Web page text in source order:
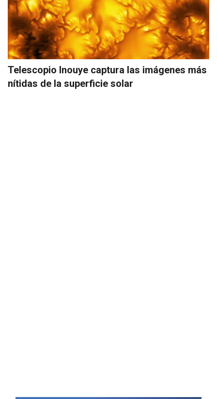
Telescopio Inouye captura las imágenes más
nítidas de la superficie solar